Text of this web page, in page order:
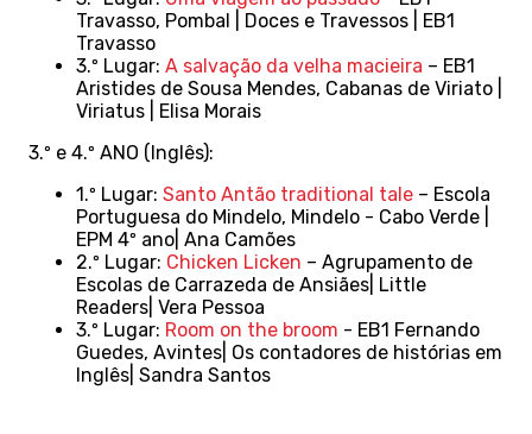
Travasso, Pombal | Doces e Travessos | EB1
Travasso
3.º Lugar: A salvação da velha macieira – EB1
Aristides de Sousa Mendes, Cabanas de Viriato |
Viriatus | Elisa Morais
3.º e 4.º ANO (Inglês):
1.º Lugar: Santo Antão traditional tale – Escola
Portuguesa do Mindelo, Mindelo - Cabo Verde |
EPM 4º ano| Ana Camões
2.º Lugar: Chicken Licken – Agrupamento de
Escolas de Carrazeda de Ansiães| Little
Readers| Vera Pessoa
3.º Lugar: Room on the broom - EB1 Fernando
Guedes, Avintes| Os contadores de histórias em
Inglês| Sandra Santos